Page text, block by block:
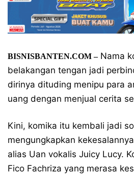
BISNISBANTEN.COM –Nama
belakangan tengan jadi
dirinya dituding menipu para
uang dengan menjual cerita
Kini, komika itu kembali jadi
mengungkapkan
alias Uan vokalis Juicy Lucy.
Fico Fachriza yang merasa